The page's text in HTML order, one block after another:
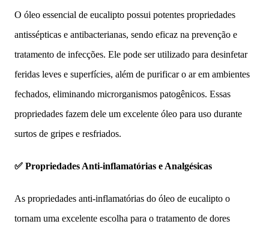
O óleo essencial de eucalipto possui potentes propriedades
antissépticas e antibacterianas, sendo eficaz na prevenção e
tratamento de infecções. Ele pode ser utilizado para desinfetar
feridas leves e superfícies, além de purificar o ar em ambientes
fechados, eliminando microrganismos patogênicos. Essas
propriedades fazem dele um excelente óleo para uso durante
surtos de gripes e resfriados.
✅ Propriedades Anti-inflamatórias e Analgésicas
As propriedades anti-inflamatórias do óleo de eucalipto o
tornam uma excelente escolha para o tratamento de dores